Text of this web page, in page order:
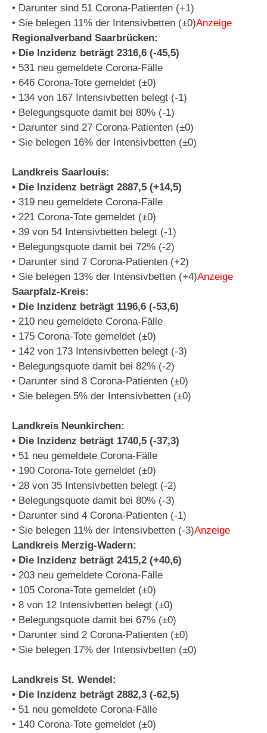
• Darunter sind 51 Corona-Patienten (+1)
• Sie belegen 11% der Intensivbetten (±0)Anzeige
Regionalverband Saarbrücken:
• Die Inzidenz beträgt 2316,6 (-45,5)
• 531 neu gemeldete Corona-Fälle
• 646 Corona-Tote gemeldet (±0)
• 134 von 167 Intensivbetten belegt (-1)
• Belegungsquote damit bei 80% (-1)
• Darunter sind 27 Corona-Patienten (±0)
• Sie belegen 16% der Intensivbetten (±0)
Landkreis Saarlouis:
• Die Inzidenz beträgt 2887,5 (+14,5)
• 319 neu gemeldete Corona-Fälle
• 221 Corona-Tote gemeldet (±0)
• 39 von 54 Intensivbetten belegt (-1)
• Belegungsquote damit bei 72% (-2)
• Darunter sind 7 Corona-Patienten (+2)
• Sie belegen 13% der Intensivbetten (+4)Anzeige
Saarpfalz-Kreis:
• Die Inzidenz beträgt 1196,6 (-53,6)
• 210 neu gemeldete Corona-Fälle
• 175 Corona-Tote gemeldet (±0)
• 142 von 173 Intensivbetten belegt (-3)
• Belegungsquote damit bei 82% (-2)
• Darunter sind 8 Corona-Patienten (±0)
• Sie belegen 5% der Intensivbetten (±0)
Landkreis Neunkirchen:
• Die Inzidenz beträgt 1740,5 (-37,3)
• 51 neu gemeldete Corona-Fälle
• 190 Corona-Tote gemeldet (±0)
• 28 von 35 Intensivbetten belegt (-2)
• Belegungsquote damit bei 80% (-3)
• Darunter sind 4 Corona-Patienten (-1)
• Sie belegen 11% der Intensivbetten (-3)Anzeige
Landkreis Merzig-Wadern:
• Die Inzidenz beträgt 2415,2 (+40,6)
• 203 neu gemeldete Corona-Fälle
• 105 Corona-Tote gemeldet (±0)
• 8 von 12 Intensivbetten belegt (±0)
• Belegungsquote damit bei 67% (±0)
• Darunter sind 2 Corona-Patienten (±0)
• Sie belegen 17% der Intensivbetten (±0)
Landkreis St. Wendel:
• Die Inzidenz beträgt 2882,3 (-62,5)
• 51 neu gemeldete Corona-Fälle
• 140 Corona-Tote gemeldet (±0)